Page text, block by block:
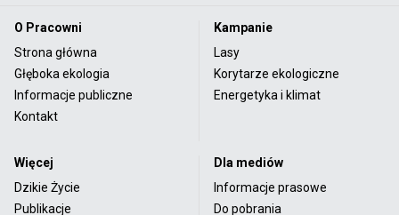
O Pracowni
Strona główna
Głęboka ekologia
Informacje publiczne
Kontakt
Kampanie
Lasy
Korytarze ekologiczne
Energetyka i klimat
Więcej
Dzikie Życie
Publikacje
Dla mediów
Informacje prasowe
Do pobrania